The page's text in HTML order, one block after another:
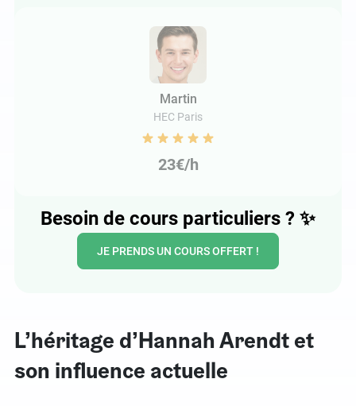
Martin
HEC Paris
23€/h
Besoin de cours particuliers ? ✨
JE PRENDS UN COURS OFFERT !
L’héritage d’Hannah Arendt et
son influence actuelle